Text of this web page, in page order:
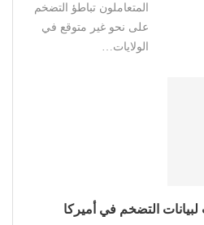
المتعاملون تباطؤ التضخم
على نحو غير متوقع في
الولايات…
التضخم في أميركا